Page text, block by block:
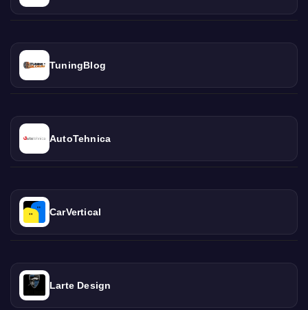
TuningBlog
AutoTehnica
CarVertical
Larte Design